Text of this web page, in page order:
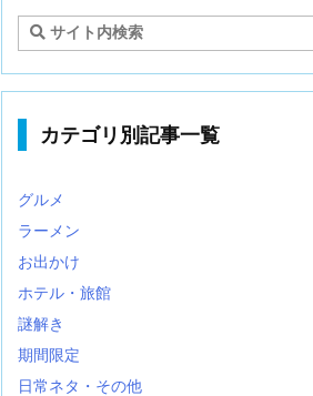
リ
カテゴリ別記事一覧
グルメ
ラーメン
お出かけ
ホテル・旅館
謎解き
期間限定
日常ネタ・その他